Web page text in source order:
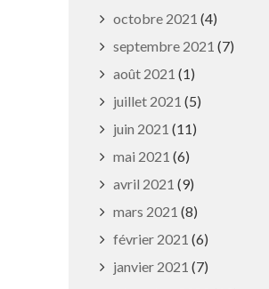
octobre 2021 (4)
septembre 2021 (7)
août 2021 (1)
juillet 2021 (5)
juin 2021 (11)
mai 2021 (6)
avril 2021 (9)
mars 2021 (8)
février 2021 (6)
janvier 2021 (7)
Registre de condoléances
29 juin 2026